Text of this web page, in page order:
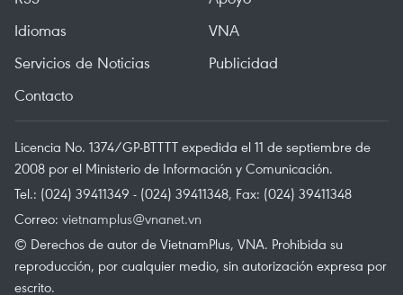
Idiomas
VNA
Servicios de Noticias
Publicidad
Contacto
Licencia No. 1374/GP-BTTTT expedida el 11 de septiembre de
2008 por el Ministerio de Información y Comunicación.
Tel.: (024) 39411349 - (024) 39411348, Fax: (024) 39411348
Correo: vietnamplus@vnanet.vn
© Derechos de autor de VietnamPlus, VNA. Prohibida su
reproducción, por cualquier medio, sin autorización expresa por
escrito.